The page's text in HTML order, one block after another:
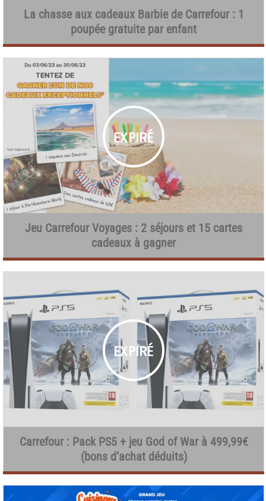
La chasse aux cadeaux Barbie de Carrefour : 1
poupée gratuite par enfant
Jeu Carrefour Voyages : 2 séjours et 15 cartes
cadeaux à gagner
Carrefour : Pack PS5 + jeu God of War à 499,99€
(bons d’achat déduits)